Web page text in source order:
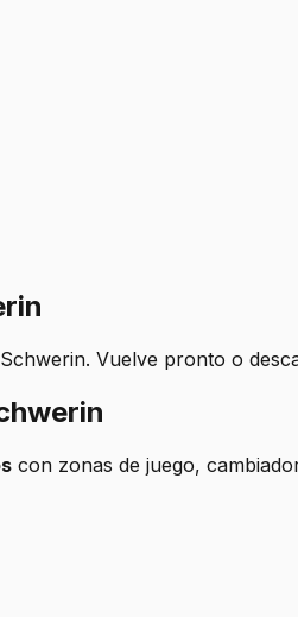
Vuelve pronto o
con zonas de juego,